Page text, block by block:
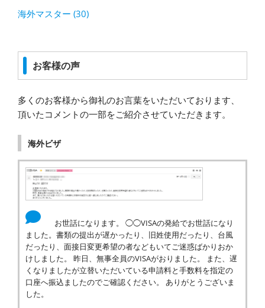
海外マスター (30)
お客様の声
多くのお客様から御礼のお言葉をいただいております、
頂いたコメントの一部をご紹介させていただきます。
海外ビザ
お世話になります。 ◯◯VISAの発給でお世話になり
ました。書類の提出が遅かったり、旧姓使用だったり、台風
だったり、面接日変更希望の者などもいてご迷惑ばかりおか
けしました。 昨日、無事全員のVISAがおりました。 また、遅
くなりましたが立替いただいている申請料と手数料を指定の
口座へ振込ましたのでご確認ください。 ありがとうございま
した。